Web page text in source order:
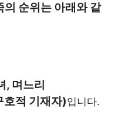
순위는 아래와 같
, 며느리
적 기재자)입니다.